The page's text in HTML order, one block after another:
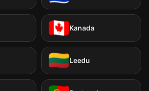
Kanada
Leedu